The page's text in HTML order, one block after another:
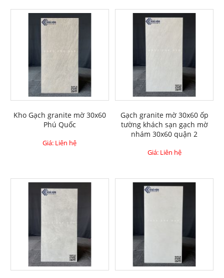
Kho Gạch granite mờ 30x60
Phú Quốc
Giá: Liên hệ
Gạch granite mờ 30x60 ốp
tường khách sạn gạch mờ
nhám 30x60 quận 2
Giá: Liên hệ